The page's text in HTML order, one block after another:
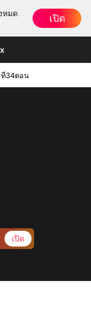
หมด
เปิด
ที่34ตอน
เปิด